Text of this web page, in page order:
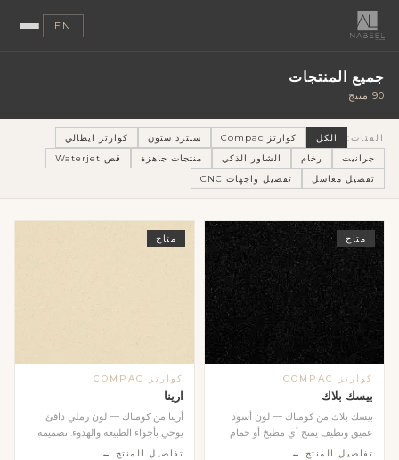
EN
جميع المنتجات
90 منتج
الفئات: الكل كوارتز Compac سنترد ستون
كوارتز ايطالي
جرانيت
رخام الشاور الذكي منتجات جاهزة
قص Waterjet
تفصيل مغاسل
تفصيل واجهات CNC
متاح
كوارتز COMPAC
بيسك بلاك
بيسك بلاك من كومباك — لون أسود
عميق ونظيف يمنح أي مطبخ أو حمام
طابعاً عصرياً جري...
تفاصيل المنتج ←
متاح
كوارتز COMPAC
ارينا
أرينا من كومباك — لون رملي دافئ
يوحي بأجواء الطبيعة والهدوء. تصميمه
المتجانس وال...
تفاصيل المنتج ←